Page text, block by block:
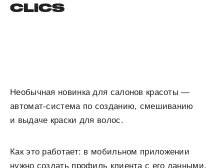
CLiCS
Необычная новинка для салонов красоты —
автомат-система по созданию, смешиванию
и выдаче краски для волос.
Как это работает: в мобильном приложении
нужно создать профиль клиента с его данными,